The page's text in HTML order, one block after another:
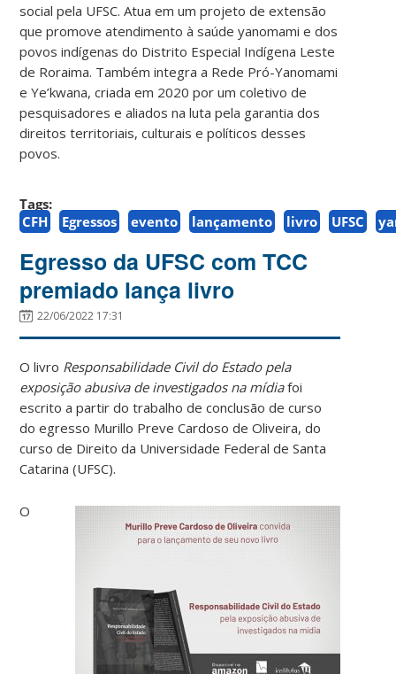
social pela UFSC. Atua em um projeto de extensão
que promove atendimento à saúde yanomami e dos
povos indígenas do Distrito Especial Indígena Leste
de Roraima. Também integra a Rede Pró-Yanomami
e Ye’kwana, criada em 2020 por um coletivo de
pesquisadores e aliados na luta pela garantia dos
direitos territoriais, culturais e políticos desses
povos.
Tags:
CFH
Egressos evento lançamento livro UFSC
Egresso da UFSC com TCC
premiado lança livro
22/06/2022 17:31
O livro Responsabilidade Civil do Estado pela
exposição abusiva de investigados na mídiafoi
escrito a partir do trabalho de conclusão de curso
do egresso Murillo Preve Cardoso de Oliveira, do
curso de Direito da Universidade Federal de Santa
Catarina (UFSC).
O